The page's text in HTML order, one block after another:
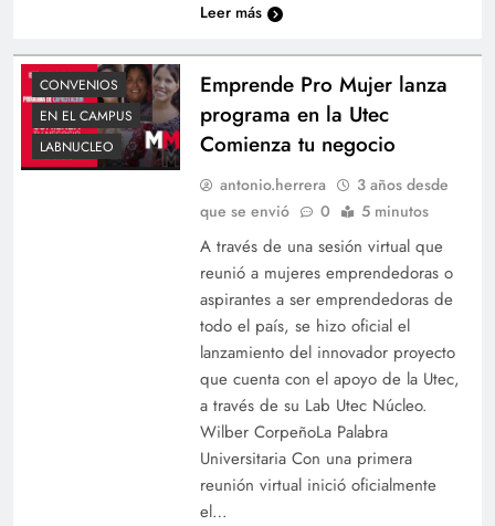
Leer más
CONVENIOS
EN EL CAMPUS
LABNUCLEO
Emprende Pro Mujer lanza
programa en la Utec
Comienza tu negocio
antonio.herrera
3 años desde
que se envió
0 5 minutos
A través de una sesión virtual que
reunió a mujeres emprendedoras o
aspirantes a ser emprendedoras de
todo el país, se hizo oficial el
lanzamiento del innovador proyecto
que cuenta con el apoyo de la Utec,
a través de su Lab Utec Núcleo.
Wilber CorpeñoLa Palabra
Universitaria Con una primera
reunión virtual inició oficialmente
el…